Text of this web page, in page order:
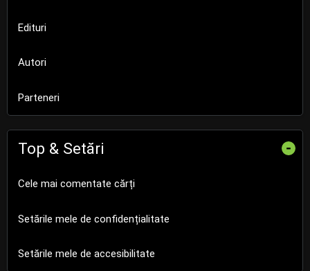
Edituri
Autori
Parteneri
Top & Setări -
Cele mai comentate cărți
Setările mele de confidențialitate
Setările mele de accesibilitate